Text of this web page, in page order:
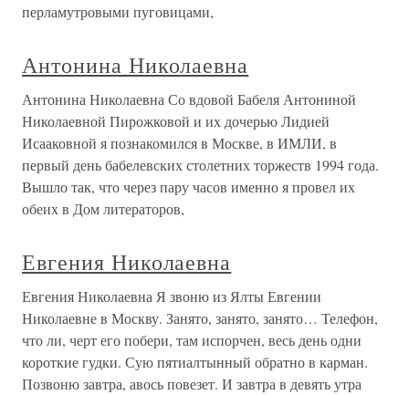
перламутровыми пуговицами,
Антонина Николаевна
Антонина Николаевна Со вдовой Бабеля Антониной
Николаевной Пирожковой и их дочерью Лидией
Исааковной я познакомился в Москве, в ИМЛИ, в
первый день бабелевских столетних торжеств 1994 года.
Вышло так, что через пару часов именно я провел их
обеих в Дом литераторов,
Евгения Николаевна
Евгения Николаевна Я звоню из Ялты Евгении
Николаевне в Москву. Занято, занято, занято… Телефон,
что ли, черт его побери, там испорчен, весь день одни
короткие гудки. Сую пятиалтынный обратно в карман.
Позвоню завтра, авось повезет. И завтра в девять утра